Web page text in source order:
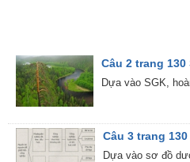
Câu 2 trang
Dựa vào SGK,
Câu 3 trang
Dựa vào sơ đồ